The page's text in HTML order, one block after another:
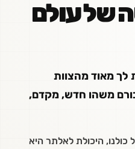
של עולם
מאוד מהצוות
משהו חדש, מקדם,
היכולת לאלתר היא